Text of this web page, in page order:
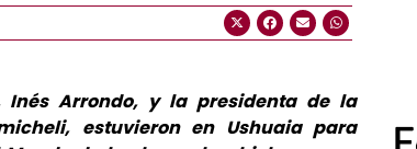
Inés Arrondo, y la presidenta de la
estuvieron en Ushuaia para